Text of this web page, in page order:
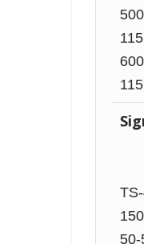
115
115
150